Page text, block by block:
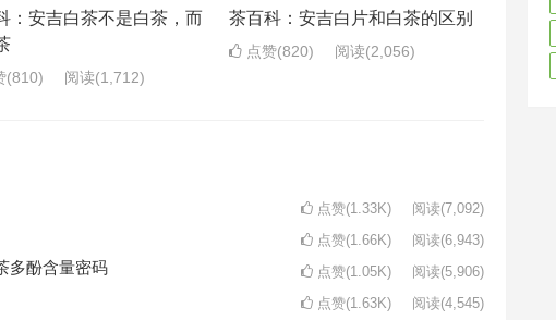
：安吉白茶不是白茶，而
(810) 阅读(1,712)
茶百科：安吉白片和白茶的区别
点赞(820) 阅读(2,056)
点赞(1.33K) 阅读(7,092)
点赞(1.66K) 阅读(6,943)
多酚含量密码 点赞(1.05K) 阅读(5,906)
点赞(1.63K) 阅读(4,545)